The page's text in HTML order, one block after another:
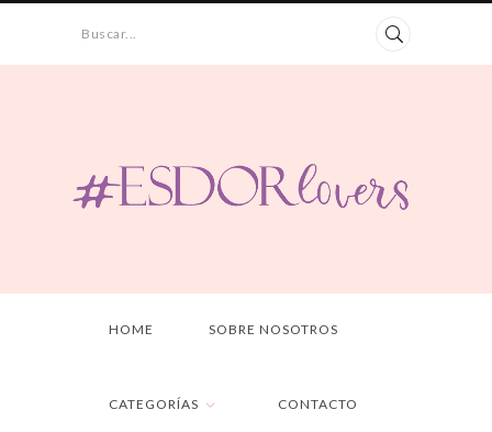
Buscar...
HOME SOBRE NOSOTROS
CATEGORÍAS CONTACTO